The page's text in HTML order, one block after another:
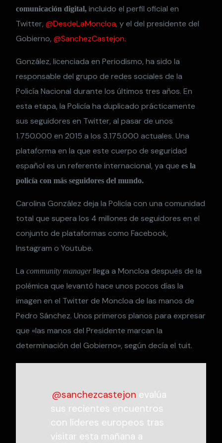
comunicación digital, incluido el perfil oficial en
Twitter,@DesdeLaMoncloa, y el del presidente del
Gobierno,@SanchezCastejon.
González, licenciada en Periodismo, ha sido la
responsable del grupo de redes sociales de la
Policía Nacional durante los últimos tres años. En
esta etapa, la Policía ha duplicado prácticamente
sus seguidores en Twitter, al pasar de unos
1.750.000 en 2015 a los 3.175.000 actuales. Una
plataforma en la que este cuerpo de seguridad
español es un referente internacional, ya que es la
policía con más seguidores del mundo.
Carolina González deja la Policía con una comunidad
total que supera los 4 millones de seguidores en el
conjunto de plataformas como Facebook,
Instagram o Youtube.
Lacommunity managerllega a Moncloa después de la
polémica que levantó hace unos pocos días la
imagen en el Twitter de Moncloa de las manos de
Pedro Sánchez. Unos primeros planos para expresar
que «las manos del Presidente marcan la
determinación del Gobierno», según decía el tuit.
.@sanchezcastejon evalúa
sus recientes encuentros
con líderes europeos tras
visitar esta mañana a